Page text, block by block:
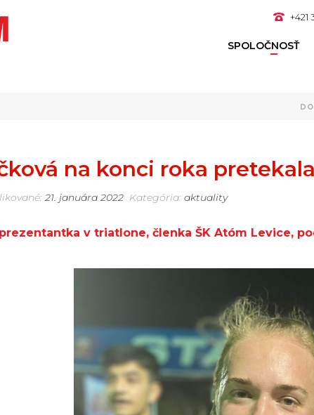
+421
SPOLOČNOSŤ
na konci roka
21. januára 2022 Kategória: aktuality
v triatlone, členka ŠK Atóm Levice,